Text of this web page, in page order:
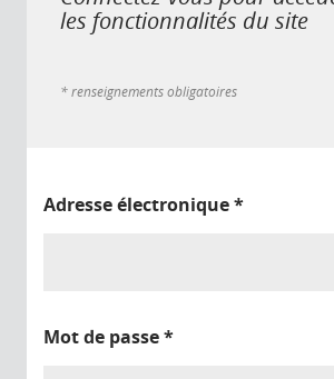
les fonctionnalités du site
* renseignements obligatoires
Adresse électronique*
Mot de passe*